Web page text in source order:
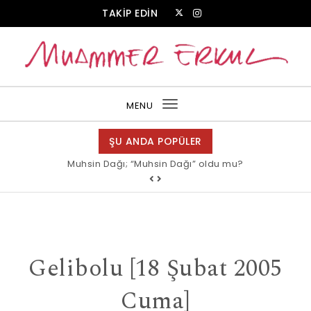
TAKİP EDİN
MENU
Toggle
navigation
ŞU ANDA POPÜLER
Muhsin Dağı; “Muhsin Dağı” oldu mu?
Gelibolu [18 Şubat 2005
Cuma]